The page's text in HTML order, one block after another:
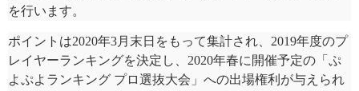
を行います。
ポイントは2020年3月末日をもって集計され、2019年度のプ
レイヤーランキングを決定し、2020年春に開催予定の「ぷ
よぷよランキング プロ選抜大会」への出場権利が与えられ